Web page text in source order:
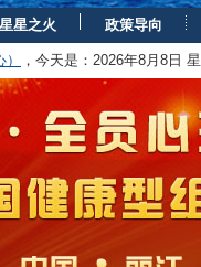
星星之火 政策导向
，今天是： 2026年8月